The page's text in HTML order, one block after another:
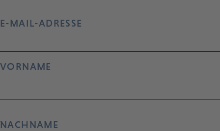
E-MAIL-ADRESSE
VORNAME
NACHNAME